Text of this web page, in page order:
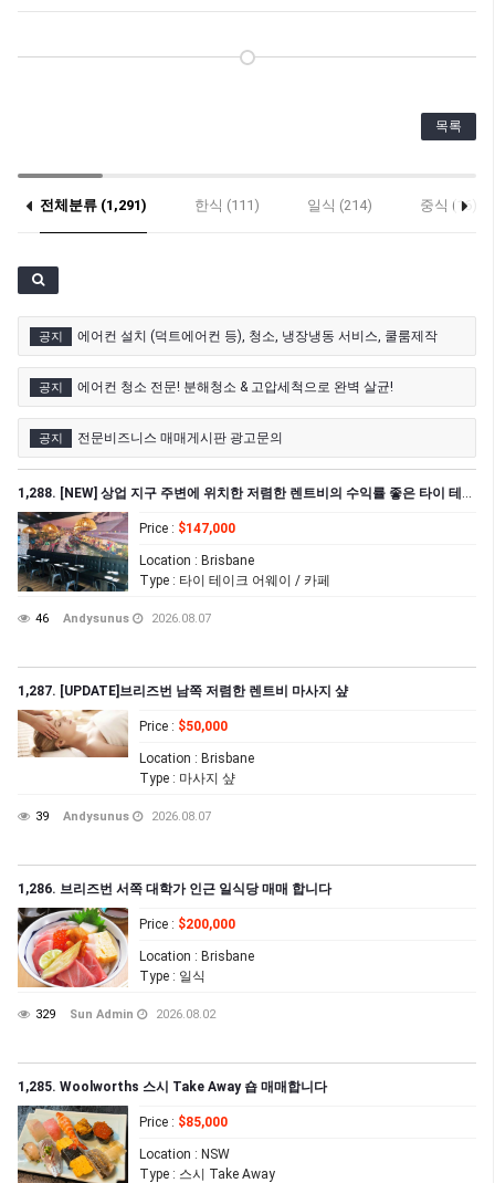
목록
전체분류 (1,291) 한식 (111) 일식 (214) 중식 (16)
공지 에어컨 설치 (덕트에어컨 등), 청소, 냉장냉동 서비스, 쿨룸제작
공지 에어컨 청소 전문! 분해청소 & 고압세척으로 완벽 살균!
공지 전문비즈니스 매매게시판 광고문의
1,288. [NEW] 상업 지구 주변에 위치한 저렴한 렌트비의 수익률 좋은 타이 테이크 어웨이 샾 매매
Price : $147,000
Location : Brisbane
Type : 타이 테이크 어웨이 / 카페
46 Andysunus 2026.08.07
1,287. [UPDATE]브리즈번 남쪽 저렴한 렌트비 마사지 샾
Price : $50,000
Location : Brisbane
Type : 마사지 샾
39 Andysunus 2026.08.07
1,286. 브리즈번 서쪽 대학가 인근 일식당 매매 합니다
Price : $200,000
Location : Brisbane
Type : 일식
329 Sun Admin 2026.08.02
1,285. Woolworths 스시 Take Away 숍 매매합니다
Price : $85,000
Location : NSW
Type : 스시 Take Away